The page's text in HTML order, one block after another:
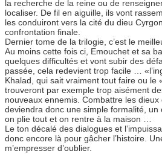
la recherche de la reine ou de
localiser. De fil en aiguille, ils vont
les conduiront vers la cité du dieu
confrontation finale.
Dernier tome de la trilogie, c’est le
Au moins cette fois ci, Emouchet et sa
quelques difficultés et vont subir des
passée, cela redevient trop facile …
Khalad, qui sait vraiment tout faire ou le
trouveront par exemple trop aisément
nouveaux ennemis. Combattre les dieux
deviendra donc une simple formalité, un
on plie tout et on rentre à la maison …
Le ton décalé des dialogues et
donc encore là pour gâcher l’histoire.
m’empresser d’oublier.